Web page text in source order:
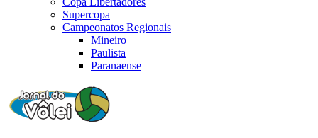
Supercopa
Campeonatos Regionais
Mineiro
Paulista
Paranaense